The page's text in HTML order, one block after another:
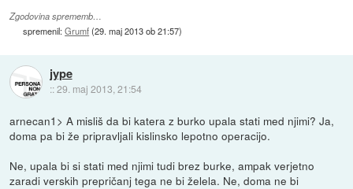
Zgodovina sprememb…
spremenil:Grumf(29. maj 2013 ob 21:57)
jype
::29. maj 2013, 21:54
arnecan1> A misliš da bi katera z burko upala stati med njimi? Ja,
doma pa bi že pripravljali kislinsko lepotno operacijo.
Ne, upala bi si stati med njimi tudi brez burke, ampak verjetno
zaradi verskih prepričanj tega ne bi želela. Ne, doma ne bi